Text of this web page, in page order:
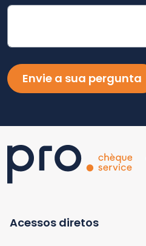
Envie a sua pergunta
Acessos diretos